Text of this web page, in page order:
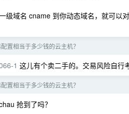
级域名 cname 到你动态域名，就可以
置相当于多少钱的云主机？
1 这儿有个卖二手的。交易风险自行
置相当于多少钱的云主机？
抢到了吗？